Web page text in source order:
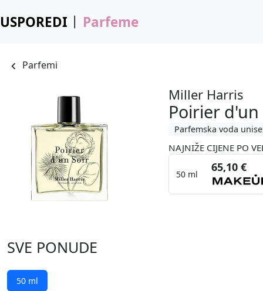
USPOREDI Parfeme
Parfemi
Miller Harris
Poirier d'un
Parfemska voda
NAJNIŽE CIJENE PO
50 ml
65,10 €
SVE PONUDE
50 ml